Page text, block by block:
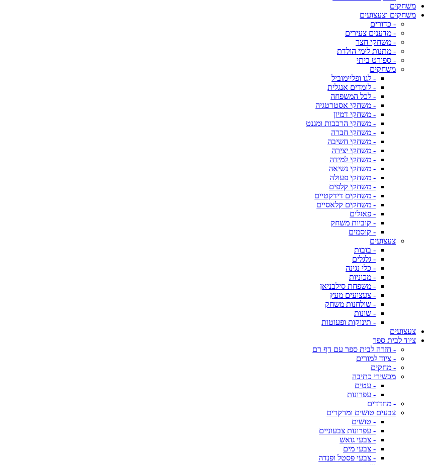
משחקים
משחקים וצעצועים
- כדורים
- מדענים צעירים
- משחקי חצר
- מתנות לימי הולדת
- ספורט ביתי
משחקים
- לגו ופליימוביל
- לומדים אנגלית
- לכל המשפחה
- משחקי אסטרטגיה
- משחקי דמיון
- משחקי הרכבות ומגנט
- משחקי חברה
- משחקי חשיבה
- משחקי יצירה
- משחקי למידה
- משחקי נשיאה
- משחקי פעולה
- משחקי קלפים
- משחקים דידקטיים
- משחקים קלאסיים
- פאזלים
- קוביות משחק
- קוסמים
צעצועים
- בובות
- גלגלים
- כלי נגינה
- מכוניות
- משפחת סילבניאן
- צעצועים מעץ
- שולחנות משחק
- שונות
- תינוקות ופעוטות
צעצועים
ציוד לבית ספר
- חזרה לבית ספר עם דף רם
- ציוד למורים
- מחקים
מכשירי כתיבה
- עטים
- עפרונות
- מחדדים
צבעים טושים ומרקרים
- טושים
- עפרונות צבעוניים
- צבעי גואש
- צבעי מים
- צבעי פסטל ופנדה